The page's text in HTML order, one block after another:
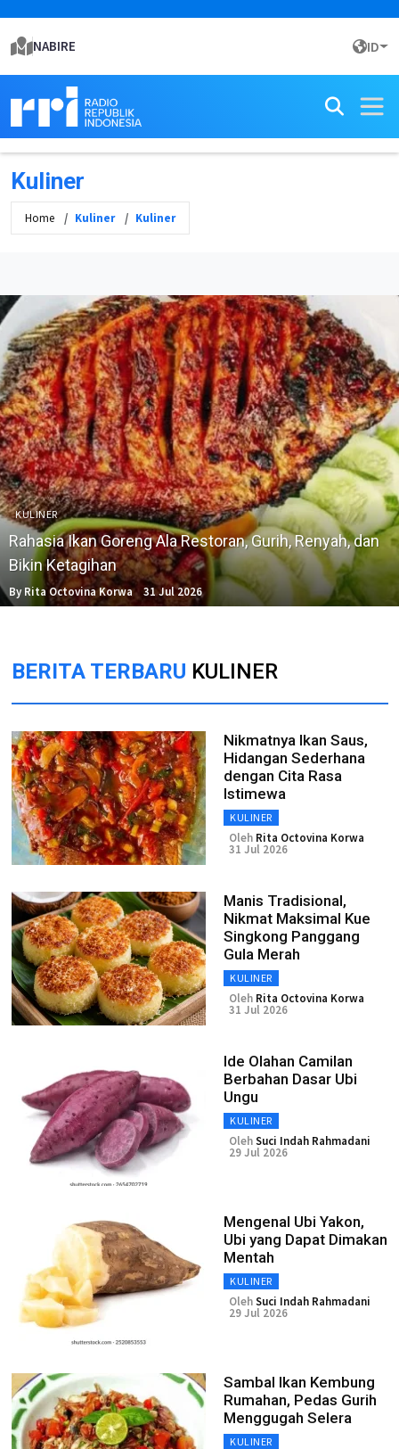
NABIRE ID
Kuliner
Home Kuliner Kuliner
KULINER
Rahasia Ikan Goreng Ala Restoran, Gurih, Renyah, dan
Bikin Ketagihan
By Rita Octovina Korwa 31 Jul 2026
BERITA TERBARU KULINER
Nikmatnya Ikan Saus,
Hidangan Sederhana
dengan Cita Rasa
Istimewa
KULINER
Oleh Rita Octovina Korwa
31 Jul 2026
Manis Tradisional,
Nikmat Maksimal Kue
Singkong Panggang
Gula Merah
KULINER
Oleh Rita Octovina Korwa
31 Jul 2026
Ide Olahan Camilan
Berbahan Dasar Ubi
Ungu
KULINER
OlehSuci Indah Rahmadani
29 Jul 2026
Mengenal Ubi Yakon,
Ubi yang Dapat Dimakan
Mentah
KULINER
OlehSuci Indah Rahmadani
29 Jul 2026
Sambal Ikan Kembung
Rumahan, Pedas Gurih
Menggugah Selera
KULINER